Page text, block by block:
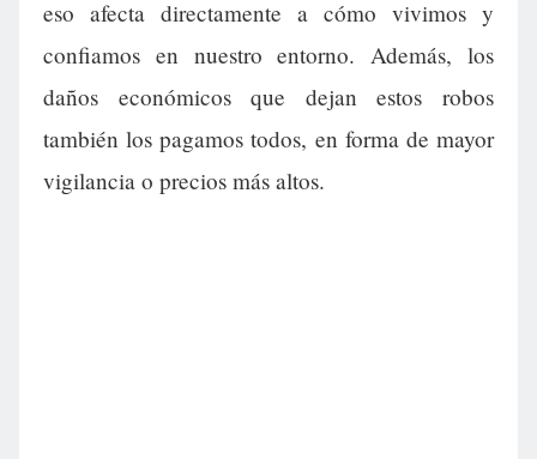
eso afecta directamente a cómo vivimos y
confiamos en nuestro entorno. Además, los
daños económicos que dejan estos robos
también los pagamos todos, en forma de mayor
vigilancia o precios más altos.